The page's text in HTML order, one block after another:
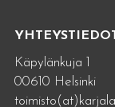
Käpylänkuja 1
00610 Helsinki